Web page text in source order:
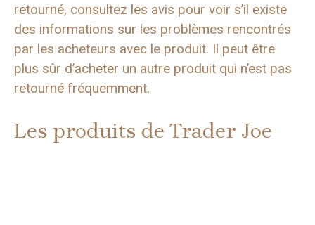
retourné, consultez les avis pour voir s’il existe
des informations sur les problèmes rencontrés
par les acheteurs avec le produit. Il peut être
plus sûr d’acheter un autre produit qui n’est pas
retourné fréquemment.
Les produits de Trader Joe